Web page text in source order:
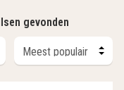
gevonden